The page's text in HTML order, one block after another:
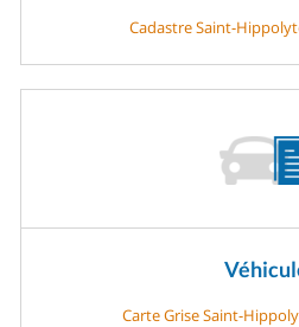
Cadastre Saint-
Carte Grise Saint-